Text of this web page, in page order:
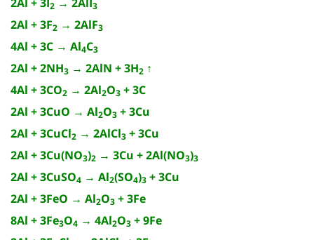
2 3
2Al + 3F2 → 2AlF3
4Al + 3C → Al4C3
2Al + 2NH3 → 2AlN + 3H2 ↑
4Al + 3CO2 → 2Al2O3 + 3C
2Al + 3CuO → Al2O3 + 3Cu
2Al + 3CuCl2 → 2AlCl3 + 3Cu
2Al + 3Cu(NO3)2 → 3Cu + 2Al(NO3)3
2Al + 3CuSO4 → Al2(SO4)3 + 3Cu
2Al + 3FeO → Al2O3 + 3Fe
8Al + 3Fe3O4 → 4Al2O3 + 9Fe